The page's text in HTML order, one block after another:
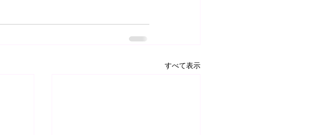
すべて表示